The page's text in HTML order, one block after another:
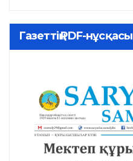
Газеттің PDF-нұсқасы